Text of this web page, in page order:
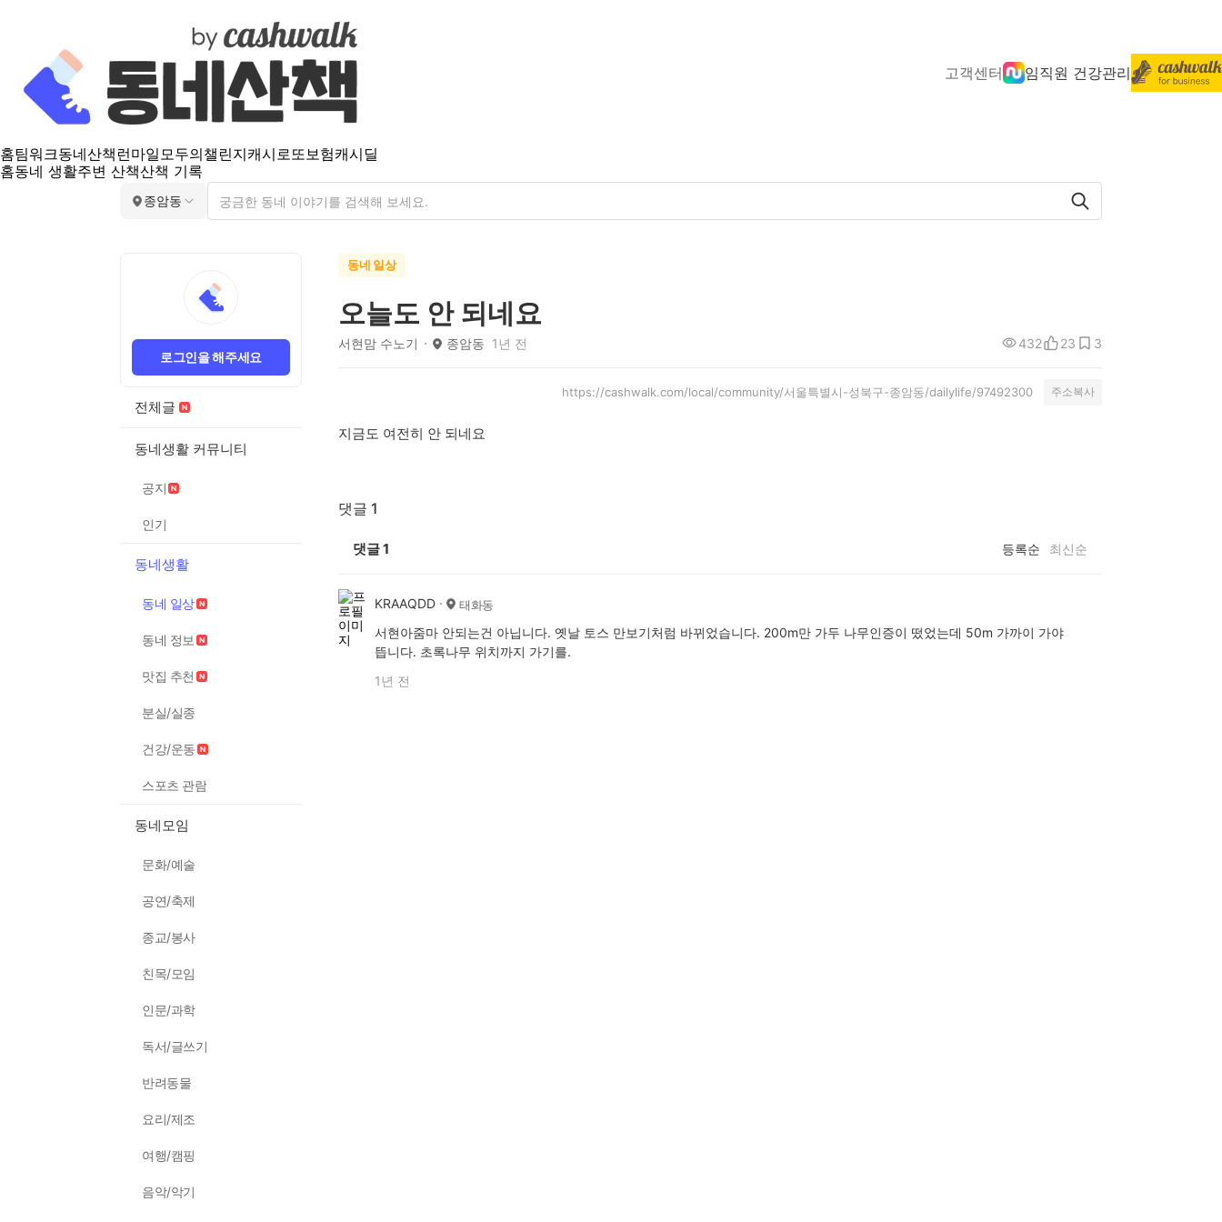
고객센터 임직원 건강관리
홈팀워크동네산책 런마일모두의챌린지캐시로또보험캐시딜
홈동네 생활주변 산책산책 기록
종암동
로그인을 해주세요
전체글
동네생활 커뮤니티
공지
인기
동네생활
동네 일상
동네 정보
맛집 추천
분실/실종
건강/운동
스포츠 관람
동네모임
문화/예술
공연/축제
종교/봉사
친목/모임
인문/과학
독서/글쓰기
반려동물
요리/제조
여행/캠핑
음악/악기
동네 일상
오늘도 안 되네요
서현맘 수노기 종암동 1년 전 432 23 3
https://cashwalk.com/local/community/서울특별시-성북구-종암동/dailylife/97492300 주소복사
지금도 여전히 안 되네요
댓글 1
댓글1 등록순 최신순
KRAAQDD 태화동
서현아줌마 안되는건 아닙니다. 옛날 토스 만보기처럼 바뀌었습니다. 200m만 가두 나무인증이 떴었는데 50m 가까이 가야
뜹니다. 초록나무 위치까지 가기를.
1년 전